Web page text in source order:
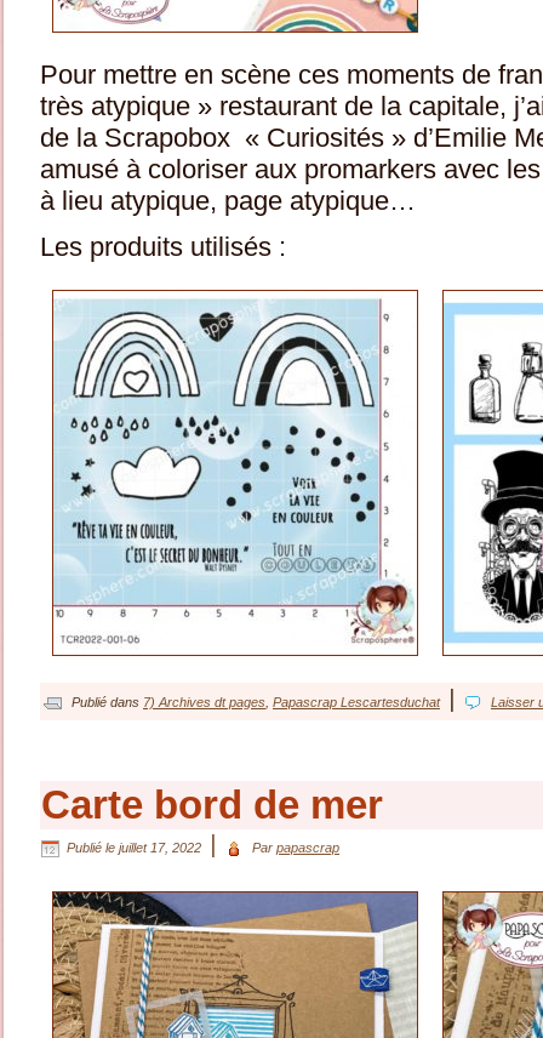
Pour mettre en scène ces moments de
très atypique » restaurant de la capitale,
de la Scrapobox « Curiosités » d’Emilie
amusé à coloriser aux promarkers avec
à lieu atypique, page atypique…
Les produits utilisés :
Publié dans 7) Archives dt pages Papascrap Lescartesduchat Laisser
Carte bord de mer
Publié le juillet 17, 2022 Par papascrap